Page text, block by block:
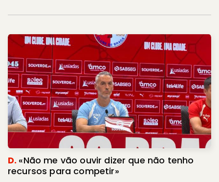
D. «Não me vão ouvir dizer que não tenho
recursos para competir»